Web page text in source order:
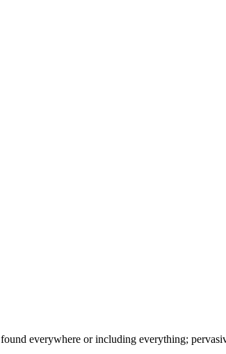
found everywhere or including everything;